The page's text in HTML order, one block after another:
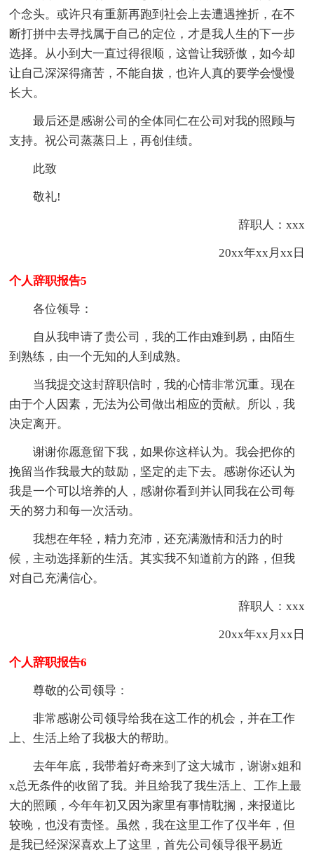
个念头。或许只有重新再跑到社会上去遭遇挫折，在不
断打拼中去寻找属于自己的定位，才是我人生的下一步
选择。从小到大一直过得很顺，这曾让我骄傲，如今却
让自己深深得痛苦，不能自拔，也许人真的要学会慢慢
长大。
最后还是感谢公司的全体同仁在公司对我的照顾与
支持。祝公司蒸蒸日上，再创佳绩。
此致
敬礼!
辞职人：xxx
20xx年xx月xx日
个人辞职报告5
各位领导：
自从我申请了贵公司，我的工作由难到易，由陌生
到熟练，由一个无知的人到成熟。
当我提交这封辞职信时，我的心情非常沉重。现在
由于个人因素，无法为公司做出相应的贡献。所以，我
决定离开。
谢谢你愿意留下我，如果你这样认为。我会把你的
挽留当作我最大的鼓励，坚定的走下去。感谢你还认为
我是一个可以培养的人，感谢你看到并认同我在公司每
天的努力和每一次活动。
我想在年轻，精力充沛，还充满激情和活力的时
候，主动选择新的生活。其实我不知道前方的路，但我
对自己充满信心。
辞职人：xxx
20xx年xx月xx日
个人辞职报告6
尊敬的公司领导：
非常感谢公司领导给我在这工作的机会，并在工作
上、生活上给了我极大的帮助。
去年年底，我带着好奇来到了这大城市，谢谢x姐和
x总无条件的收留了我。并且给我了我生活上、工作上最
大的照顾，今年年初又因为家里有事情耽搁，来报道比
较晚，也没有责怪。虽然，我在这里工作了仅半年，但
是我已经深深喜欢上了这里，首先公司领导很平易近